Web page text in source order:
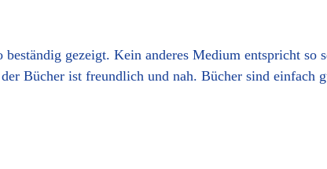
gezeigt. Kein anderes Medium entspricht so
Bücher ist freundlich und nah. Bücher sind einfach